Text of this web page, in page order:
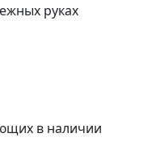
руках
в наличии